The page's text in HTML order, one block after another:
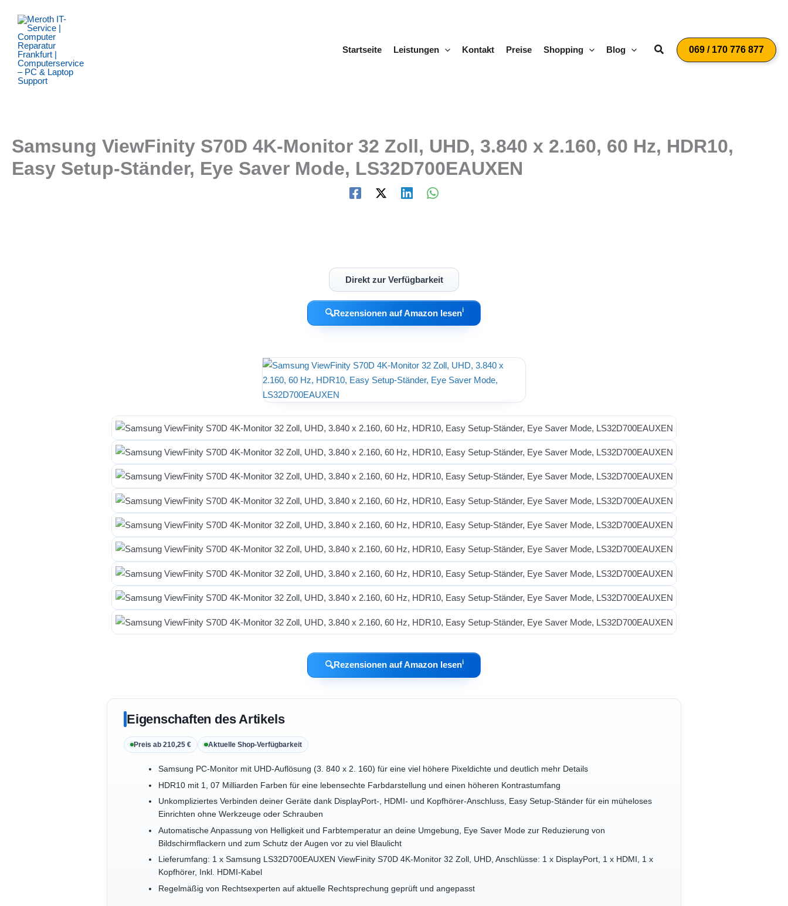
Inhalt
springen
Startseite
Leistungen Kontakt Preise Shopping Blog Suchen069 / 170 776 877
Samsung ViewFinity S70D 4K-Monitor 32 Zoll, UHD, 3.840 x 2.160, 60 Hz, HDR10,
Easy Setup-Ständer, Eye Saver Mode, LS32D700EAUXEN
Direkt zur Verfügbarkeit
🔍Rezensionen auf Amazon lesenℹ︎
🔍Rezensionen auf Amazon lesenℹ︎
Eigenschaften des Artikels
Preis ab 210,25 € Aktuelle Shop-Verfügbarkeit
Samsung PC-Monitor mit UHD-Auflösung (3. 840 x 2. 160) für eine viel höhere Pixeldichte und deutlich mehr Details
HDR10 mit 1, 07 Milliarden Farben für eine lebensechte Farbdarstellung und einen höheren Kontrastumfang
Unkompliziertes Verbinden deiner Geräte dank DisplayPort-, HDMI- und Kopfhörer-Anschluss, Easy Setup-Ständer für ein müheloses
Einrichten ohne Werkzeuge oder Schrauben
Automatische Anpassung von Helligkeit und Farbtemperatur an deine Umgebung, Eye Saver Mode zur Reduzierung von
Bildschirmflackern und zum Schutz der Augen vor zu viel Blaulicht
Lieferumfang: 1 x Samsung LS32D700EAUXEN ViewFinity S70D 4K-Monitor 32 Zoll, UHD, Anschlüsse: 1 x DisplayPort, 1 x HDMI, 1 x
Kopfhörer, Inkl. HDMI-Kabel
Regelmäßig von Rechtsexperten auf aktuelle Rechtsprechung geprüft und angepasst